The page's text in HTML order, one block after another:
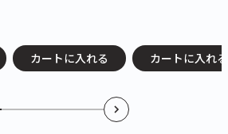
カートに入れる カートに入れる